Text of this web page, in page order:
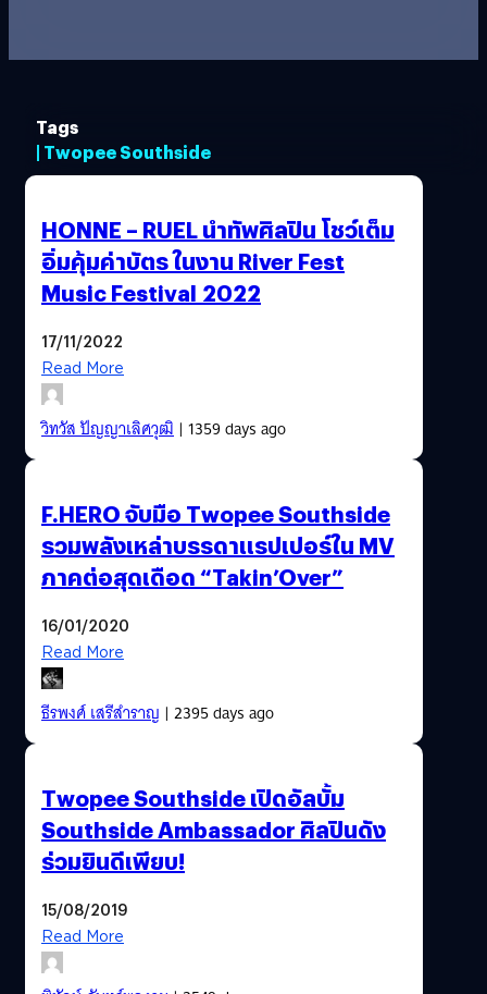
Tags
| Twopee Southside
HONNE – RUEL นำทัพศิลปิน โชว์เต็ม
อิ่มคุ้มค่าบัตร ในงาน River Fest
Music Festival 2022
17/11/2022
Read More
วิทวัส ปัญญาเลิศวุฒิ| 1359 days ago
F.HERO จับมือ Twopee Southside
รวมพลังเหล่าบรรดาแรปเปอร์ใน MV
ภาคต่อสุดเดือด “Takin’Over”
16/01/2020
Read More
ธีรพงศ์ เสรีสำราญ | 2395 days ago
Twopee Southside เปิดอัลบั้ม
Southside Ambassador ศิลปินดัง
ร่วมยินดีเพียบ!
15/08/2019
Read More